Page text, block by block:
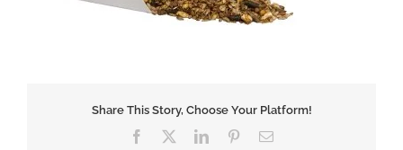
Share This Story, Choose Your Platform!
Facebook LinkedInPinterest
E-